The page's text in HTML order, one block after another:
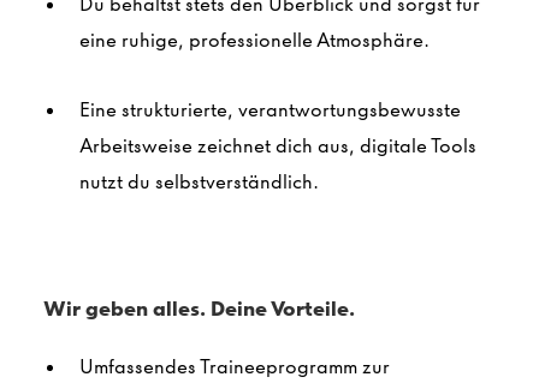
eine ruhige, professionelle Atmosphäre.
Eine strukturierte, verantwortungsbewusste
Arbeitsweise zeichnet dich aus, digitale Tools
nutzt du selbstverständlich.
Wir geben alles. Deine Vorteile.
Umfassendes Traineeprogramm zur